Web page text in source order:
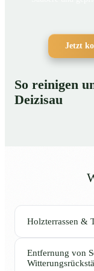
Jetzt
So reinigen
Deizisau
Holzterrassen &
Entfernung von